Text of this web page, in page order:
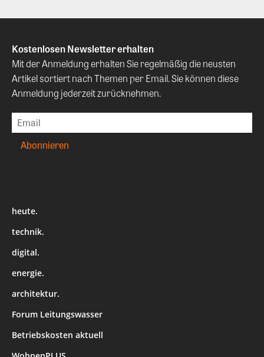
Kostenlosen Newsletter erhalten
Mit der Anmeldung erhalten Sie regelmäßig die neusten
Artikel sortiert nach Themen per Email. Sie können diese
Anmeldung jederzeit zurücknehmen.
heute.
technik.
digital.
energie.
architektur.
Forum Leitungswasser
Betriebskosten aktuell